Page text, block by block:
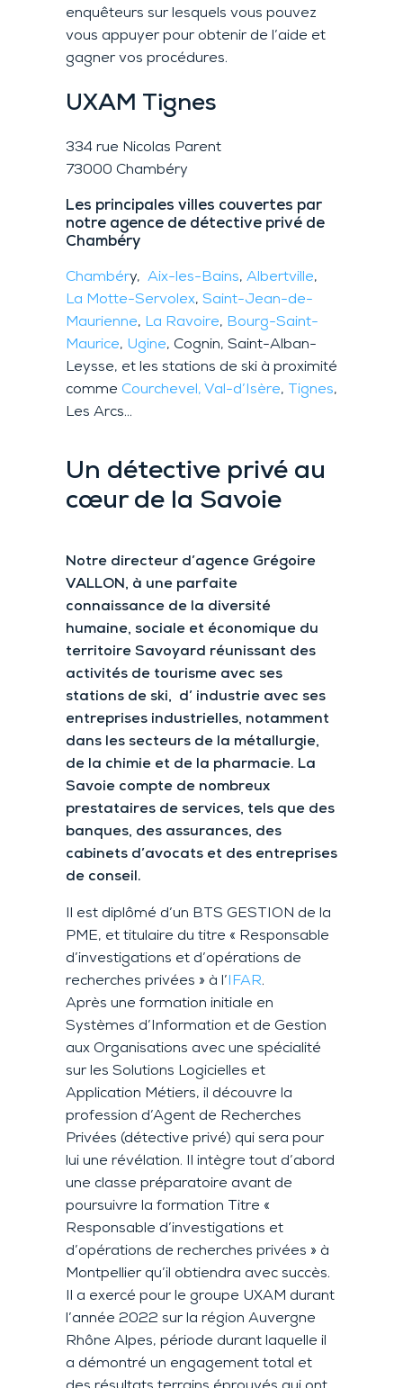
enquêteurs sur lesquels vous pouvez
vous appuyer pour obtenir de l’aide et
gagner vos procédures.
UXAM Tignes
334 rue Nicolas Parent
73000 Chambéry
Les principales villes couvertes par
notre agence de détective privé de
Chambéry
Chambéry, Aix-les-Bains, Albertville,
La Motte-Servolex, Saint-Jean-de-
Maurienne, La Ravoire, Bourg-Saint-
Maurice, Ugine, Cognin, Saint-Alban-
Leysse, et les stations de ski à proximité
comme Courchevel, Val-d’Isère, Tignes,
Les Arcs…
Un détective privé au
cœur de la Savoie
N otre directeur d’agence Grégoire
VALLON , à une parfaite
connaissancede la diversité
humaine, sociale et économique du
territoireSavoyard réunissant des
activités de tourisme avec ses
stations de ski, d’ industrie avec ses
entreprises industrielles, notamment
dans les secteurs de la métallurgie,
de la chimie et de la pharmacie. La
Savoie compte de nombreux
prestataires de services, tels que des
banques, des assurances, des
cabinets d’avocats et des entreprises
de conseil.
Il est diplômé d’un BTS GESTION de la
PME, et titulaire du titre « Responsable
d’investigations et d’opérations de
recherches privées » à l’ IFAR.
Après une formation initiale en
Systèmes d’Information et de Gestion
aux Organisations avec une spécialité
sur les Solutions Logicielles et
Application Métiers, il découvre la
profession d’Agent de Recherches
Privées (détective privé) qui sera pour
lui une révélation. Il intègre tout d’abord
une classe préparatoire avant de
poursuivre la formation Titre «
Responsable d’investigations et
d’opérations de recherches privées » à
Montpellier qu’il obtiendra avec succès.
Il a exercé pour le groupe UXAM durant
l’année 2022 sur la région Auvergne
Rhône Alpes, période durant laquelle il
a démontré un engagement total et